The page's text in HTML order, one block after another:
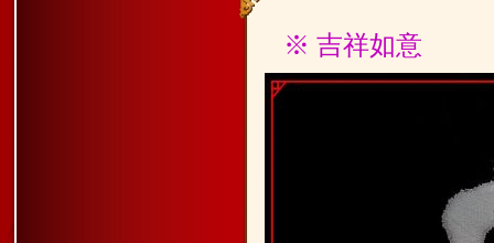
※ 吉祥如意